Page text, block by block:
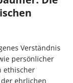
Verständnis
persönlicher
ethischer
ehrlichen